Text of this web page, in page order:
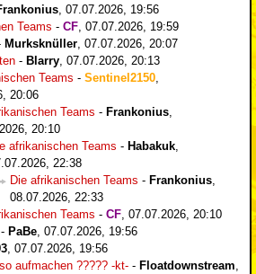
07.07.2026, 19:56
Teams - CF 07.07.2026, 19:59
Murksknüller 07.07.2026, 20:07
- Blarry 07.07.2026, 20:13
Teams - Sentinel2150
20:06
Teams - Frankonius
20:10
afrikanischen Teams - Habakuk
22:38
Die afrikanischen Teams - Frankonius
08.07.2026, 22:33
Teams - CF 07.07.2026, 20:10
- PaBe 07.07.2026, 19:56
07.07.2026, 19:56
aufmachen ????? -kt- - Floatdownstream